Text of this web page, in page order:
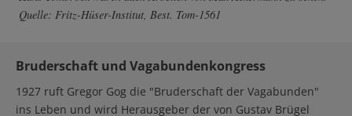
Quelle: Fritz-Hüser-Institut, Best. Tom-1561
Bruderschaft und Vagabundenkongress
1927 ruft Gregor Gog die "Bruderschaft der Vagabunden"
ins Leben und wird Herausgeber der von Gustav Brügel